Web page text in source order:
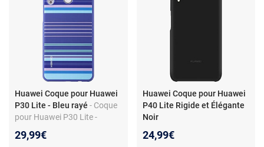
Huawei Coque pour Huawei
P30 Lite - Bleu rayé - Coque
pour Huawei P30 Lite -
Résistante aux chocs -
29,99€
Huawei Coque pour Huawei
P40 Lite Rigide et Élégante
Noir
24,99€